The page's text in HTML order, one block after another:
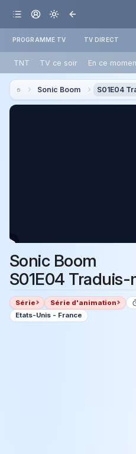
PROGRAMME TV TV DIRECT
TNT TV ce soir En ce
Sonic Boom S01E04
Sonic Boom
S01E04 Traduis-
Série Série d'animation
Etats-Unis - France